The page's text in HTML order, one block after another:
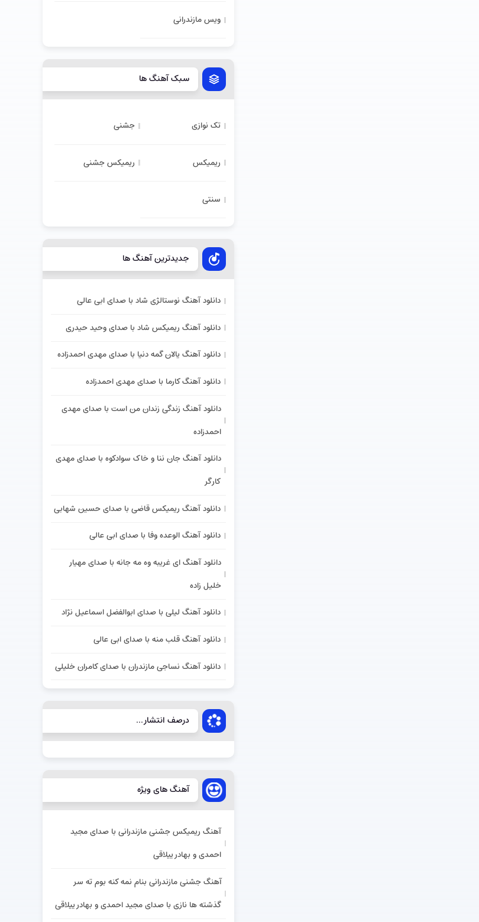
ویس مازندرانی
سبک آهنگ ها
تک نوازی جشنی
ریمیکس ریمیکس جشنی
سنتی
جدیدترین آهنگ ها
دانلود آهنگ نوستالژی شاد با صدای ابی عالی
دانلود آهنگ ریمیکس شاد با صدای وحید حیدری
دانلود آهنگ یالان گمه دنیا با صدای مهدی احمدزاده
دانلود آهنگ کارما با صدای مهدی احمدزاده
دانلود آهنگ زندگی زندان من است با صدای مهدی
احمدزاده
دانلود آهنگ جان ننا و خاک سوادکوه با صدای مهدی
کارگر
دانلود آهنگ ریمیکس قاضی با صدای حسین شهابی
دانلود آهنگ الوعده وفا با صدای ابی عالی
دانلود آهنگ ای غریبه وه مه جانه با صدای مهیار
خلیل زاده
دانلود آهنگ لیلی با صدای ابوالفضل اسماعیل نژاد
دانلود آهنگ قلب منه با صدای ابی عالی
دانلود آهنگ نساجی مازندران با صدای کامران خلیلی
درصف انتشار...
آهنگ های ویژه
آهنگ ریمیکس جشنی مازندرانی با صدای مجید
احمدی و بهادر ییلاقی
آهنگ جشنی مازندرانی بنام نمه کنه بوم ته سر
گذشته ها نازی با صدای مجید احمدی و بهادر ییلاقی